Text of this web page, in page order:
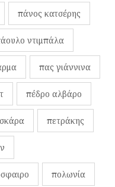
πάνος κατσέρης
ντιμπάλα
πας γιάννινα
πέδρο αλβάρο
πετράκης
πολωνία